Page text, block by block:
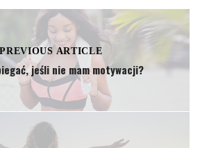
PREVIOUS ARTICLE
jeśli nie mam motywacji?